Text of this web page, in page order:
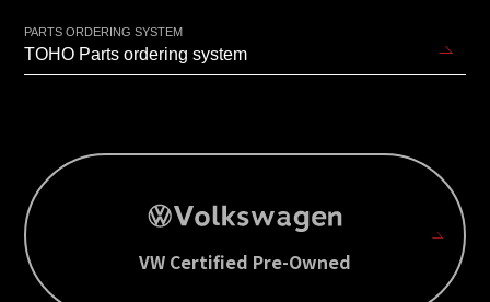
PARTS ORDERING SYSTEM
TOHO Parts ordering system
VW Certified Pre-Owned